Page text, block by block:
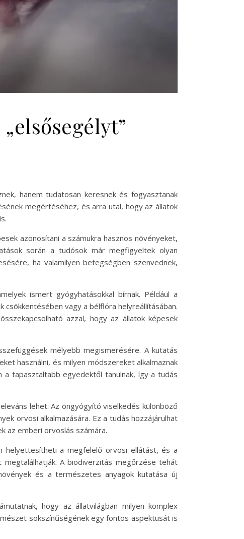
hanem tudatosan keresnek és fogyasztanak
megértéséhez, és arra utal, hogy az állatok
azonosítani a számukra hasznos növényeket,
során a tudósok már megfigyeltek olyan
ha valamilyen betegségben szenvednek,
ismert gyógyhatásokkal bírnak. Például a
vagy a bélflóra helyreállításában.
azzal, hogy az állatok képesek
mélyebb megismerésére. A kutatás
használni, és milyen módszereket alkalmaznak
a tapasztaltabb egyedektől tanulnak, így a tudás
lehet. Az öngyógyító viselkedés különböző
orvosi alkalmazására. Ez a tudás hozzájárulhat
az emberi orvoslás számára.
helyettesítheti a megfelelő orvosi ellátást, és a
A biodiverzitás megőrzése tehát
és a természetes anyagok kutatása új
hogy az állatvilágban milyen komplex
sokszínűségének egy fontos aspektusát is